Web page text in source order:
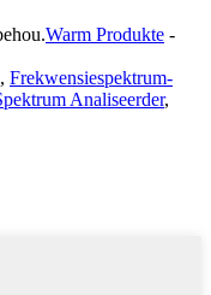
Warm Produkte -
, Frekwensiespektrum-
Analiseerder,